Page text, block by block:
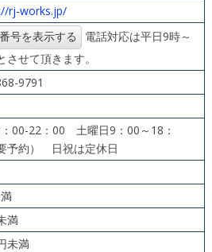
rj-works.jp/
電話対応は平日9時～
させて頂きます。
9791
00-22：00 土曜日9：00～18：
予約） 日祝は定休日
満
未満